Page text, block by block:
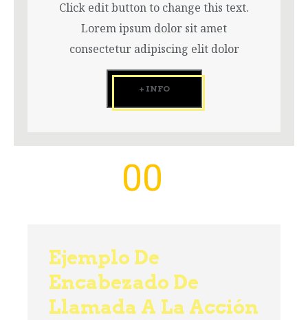
Click edit button to change this text.
Lorem ipsum dolor sit amet
consectetur adipiscing elit dolor
+ INFO
00
Ejemplo De
Encabezado De
Llamada A La Acción